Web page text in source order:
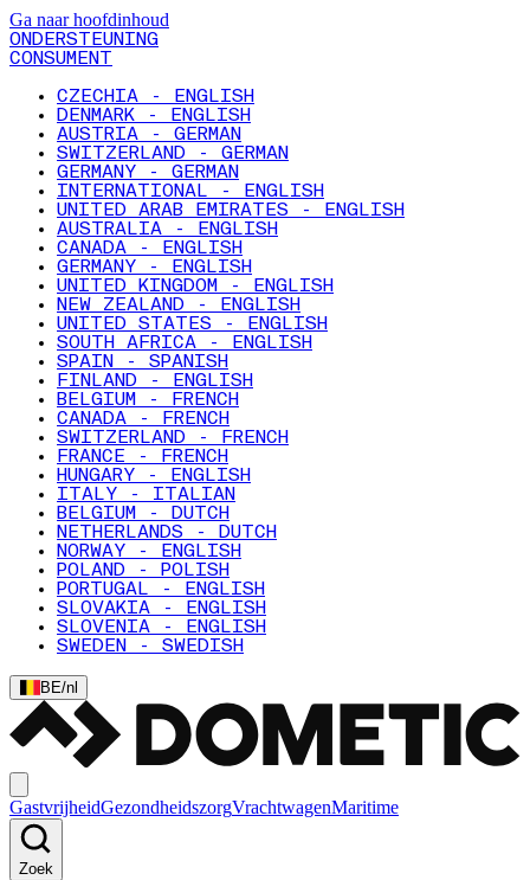
Ga naar hoofdinhoud
ONDERSTEUNING
CONSUMENT
CZECHIA - ENGLISH
DENMARK - ENGLISH
AUSTRIA - GERMAN
SWITZERLAND - GERMAN
GERMANY - GERMAN
INTERNATIONAL - ENGLISH
UNITED ARAB EMIRATES - ENGLISH
AUSTRALIA - ENGLISH
CANADA - ENGLISH
GERMANY - ENGLISH
UNITED KINGDOM - ENGLISH
NEW ZEALAND - ENGLISH
UNITED STATES - ENGLISH
SOUTH AFRICA - ENGLISH
SPAIN - SPANISH
FINLAND - ENGLISH
BELGIUM - FRENCH
CANADA - FRENCH
SWITZERLAND - FRENCH
FRANCE - FRENCH
HUNGARY - ENGLISH
ITALY - ITALIAN
BELGIUM - DUTCH
NETHERLANDS - DUTCH
NORWAY - ENGLISH
POLAND - POLISH
PORTUGAL - ENGLISH
SLOVAKIA - ENGLISH
SLOVENIA - ENGLISH
SWEDEN - SWEDISH
BE/nl
GastvrijheidGezondheidszorgVrachtwagenMaritime
Zoek